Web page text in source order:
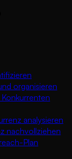
organisieren
analysieren
nachvollziehen
Plan